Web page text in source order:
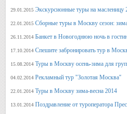
29.01.2015 Экскурсионные туры на масленицу
22.01.2015 Сборные туры в Москву сезон:
26.11.2014 Банкет в Новогоднюю ночь в
17.10.2014 Спешите забронировать тур в
15.08.2014 Туры в Москву осень-зима для
04.02.2014 Рекламный тур "Золотая Москва"
22.01.2014 Туры в Москву зима-весна 2014
13.01.2014 Поздравление от туроператора